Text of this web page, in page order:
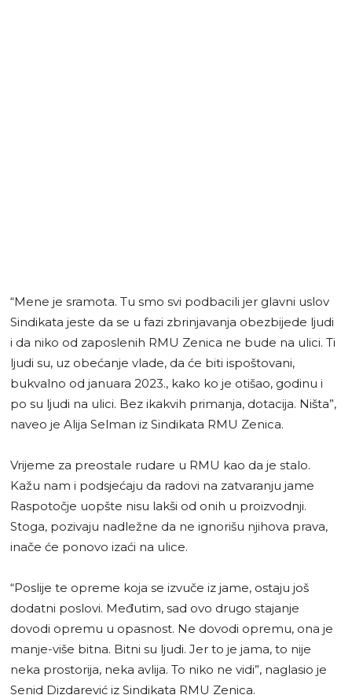
“Mene je sramota. Tu smo svi podbacili jer glavni uslov
Sindikata jeste da se u fazi zbrinjavanja obezbijede ljudi
i da niko od zaposlenih RMU Zenica ne bude na ulici. Ti
ljudi su, uz obećanje vlade, da će biti ispoštovani,
bukvalno od januara 2023., kako ko je otišao, godinu i
po su ljudi na ulici. Bez ikakvih primanja, dotacija. Ništa”,
naveo je Alija Selman iz Sindikata RMU Zenica.
Vrijeme za preostale rudare u RMU kao da je stalo.
Kažu nam i podsjećaju da radovi na zatvaranju jame
Raspotočje uopšte nisu lakši od onih u proizvodnji.
Stoga, pozivaju nadležne da ne ignorišu njihova prava,
inače će ponovo izaći na ulice.
“Poslije te opreme koja se izvuče iz jame, ostaju još
dodatni poslovi. Međutim, sad ovo drugo stajanje
dovodi opremu u opasnost. Ne dovodi opremu, ona je
manje-više bitna. Bitni su ljudi. Jer to je jama, to nije
neka prostorija, neka avlija. To niko ne vidi”, naglasio je
Senid Dizdarević iz Sindikata RMU Zenica.